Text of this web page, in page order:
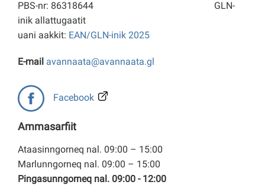
PBS-nr: 86318644 GLN-
inik allattugaatit
uani aakkit: EAN/GLN-inik 2025
E-mail avannaata@avannaata.gl
Facebook
Ammasarfiit
Ataasinngorneq nal. 09:00 – 15:00
Marlunngorneq nal. 09:00 – 15:00
Pingasunngorneq nal. 09:00 - 12:00